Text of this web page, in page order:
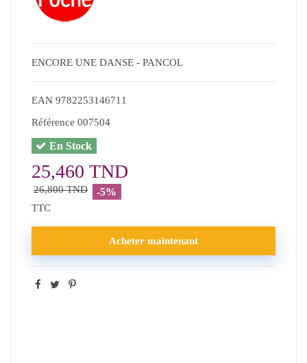
ENCORE UNE DANSE - PANCOL
EAN 9782253146711
Référence 007504
En Stock
25,460 TND
26,800 TND -5%
TTC
Acheter maintenant